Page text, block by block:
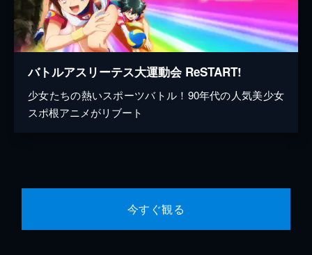
バトルアスリーテス大運動会 ReSTART!
少女たちの熱いスポーツバトル！90年代の人気美少女
スポ根アニメがリブート
今すぐ観る